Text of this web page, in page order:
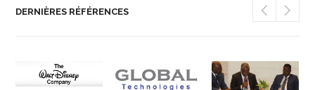
DERNIÈRES RÉFÉRENCES